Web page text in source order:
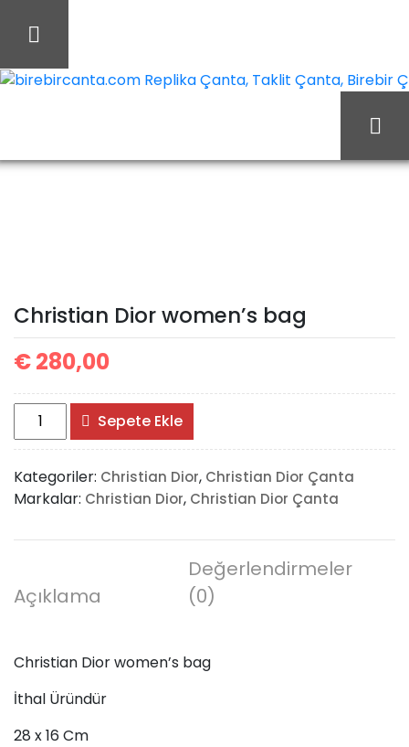
Christian Dior women’s bag
€280,00
Christian
Dior
women’s
bag
adet
Sepete Ekle
Kategoriler: Christian Dior, Christian Dior Çanta
Markalar: Christian Dior, Christian Dior Çanta
Açıklama
Değerlendirmeler
(0)
Christian Dior women’s bag
İthal Üründür
28 x 16 Cm